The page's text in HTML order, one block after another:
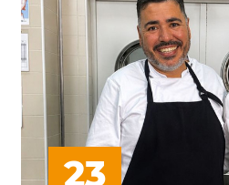
23